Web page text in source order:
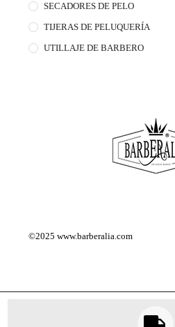
SECADORES DE PELO
TIJERAS DE PELUQUERÍA
UTILLAJE DE BARBERO
©2025www.barberalia.com